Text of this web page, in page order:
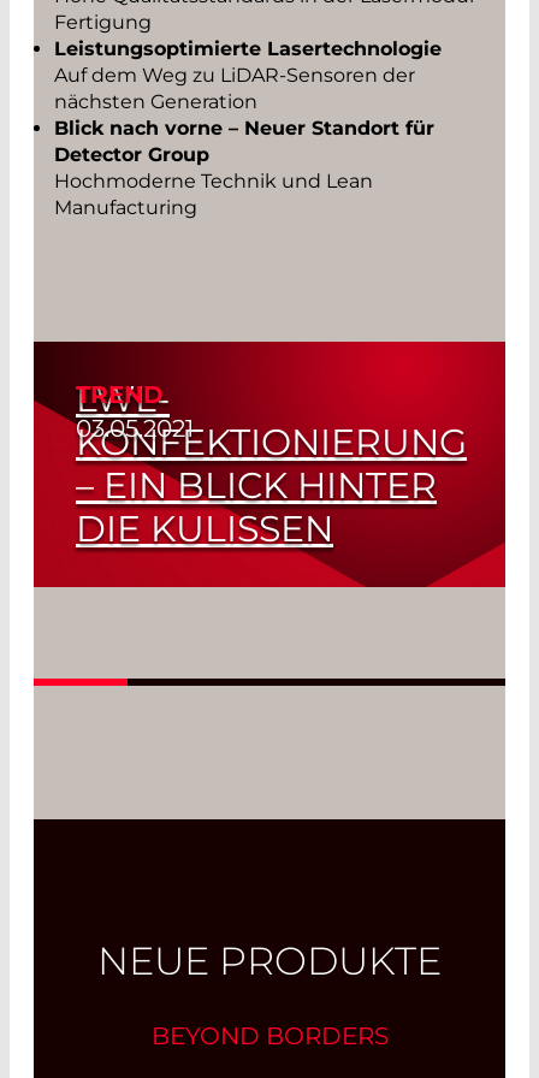
Fertigung
Leistungsoptimierte Lasertechnologie
Auf dem Weg zu LiDAR-Sensoren der
nächsten Generation
Blick nach vorne – Neuer Standort für
Detector Group
Hochmoderne Technik und Lean
Manufacturing
TREND
03.05.2021
LWL-
KONFEKTIONIERUNG
– EIN BLICK HINTER
DIE KULISSEN
Fasern so dünn wie ein Haar
NEUE PRODUKTE
BEYOND BORDERS